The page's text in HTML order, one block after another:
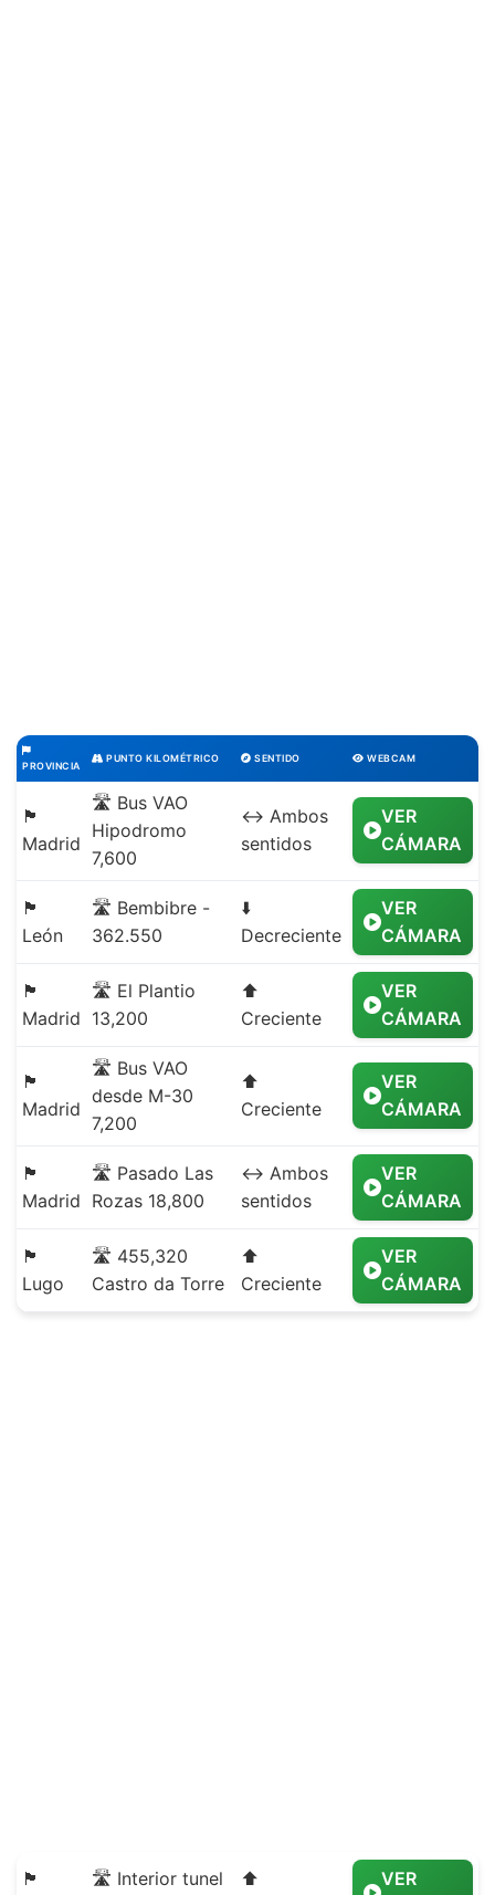
PROVINCIA
PUNTO KILOMÉTRICO SENTIDO WEBCAM
🏴
Madrid
🛣️ Bus VAO
Hipodromo
7,600
↔️ Ambos
sentidos
VER
CÁMARA
🏴
León
🛣️ Bembibre -
362.550
⬇️
Decreciente
VER
CÁMARA
🏴
Madrid
🛣️ El Plantio
13,200
⬆️
Creciente
VER
CÁMARA
🏴
Madrid
🛣️ Bus VAO
desde M-30
7,200
⬆️
Creciente
VER
CÁMARA
🏴
Madrid
🛣️ Pasado Las
Rozas 18,800
↔️ Ambos
sentidos
VER
CÁMARA
🏴
Lugo
🛣️ 455,320
Castro da Torre
⬆️
Creciente
VER
CÁMARA
🏴 🛣️ Interior tunel ⬆️ VER